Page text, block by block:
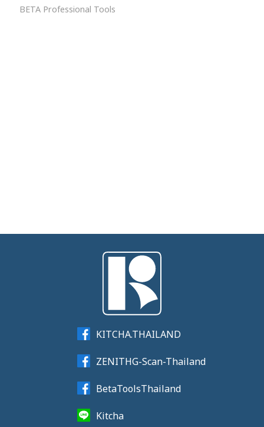
2,643.00 ฿.2,247.00 ฿.
BETA Professional Tools
KITCHA.THAILAND
ZENITHG-Scan-Thailand
BetaToolsThailand
Kitcha